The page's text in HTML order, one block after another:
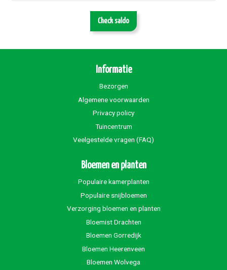
Check saldo
Informatie
Bezorgen
Algemene voorwaarden
Privacy policy
Tuincentrum
Veelgestelde vragen (FAQ)
Bloemen en planten
Populaire kamerplanten
Populaire snijbloemen
Verzorging bloemen en planten
Bloemist Drachten
Bloemen Gorredijk
Bloemen Heerenveen
Bloemen Wolvega